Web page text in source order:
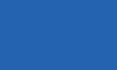
finden Sie im Internet
unter